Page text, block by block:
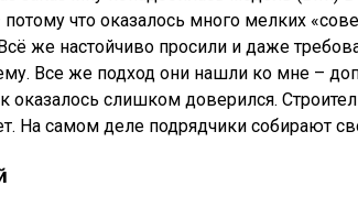
потому что оказалось много мелких
настойчиво просили и даже
Все же подход они нашли ко мне –
оказалось слишком доверился.
На самом деле подрядчики собирают